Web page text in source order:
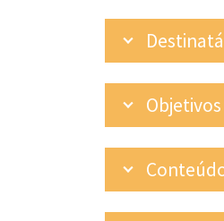
Objetivos